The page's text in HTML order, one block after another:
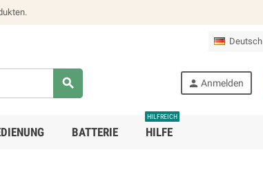
Deutsch
  Anmelden
BATTERIE HILFE
HILFREICH